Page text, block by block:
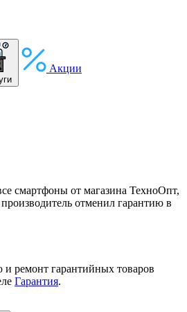
Акции
смартфоны от магазина ТехноОпт,
отменил гарантию в
ремонт гарантийных товаров
Гарантия.